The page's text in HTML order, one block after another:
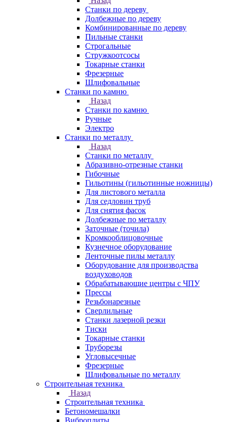
Станки по дереву
Долбежные по дереву
Комбинированные по дереву
Пильные станки
Строгальные
Стружкоотсосы
Токарные станки
Фрезерные
Шлифовальные
Станки по камню
Назад
Станки по камню
Ручные
Электро
Станки по металлу
Назад
Станки по металлу
Абразивно-отрезные станки
Гибочные
Гильотины (гильотинные ножницы)
Для листового металла
Для седловин труб
Для снятия фасок
Долбежные по металлу
Заточные (точила)
Кромкооблицовочные
Кузнечное оборудование
Ленточные пилы металлу
Оборудование для производства
воздуховодов
Обрабатывающие центры с ЧПУ
Прессы
Резьбонарезные
Сверлильные
Станки лазерной резки
Тиски
Токарные станки
Труборезы
Угловысечные
Фрезерные
Шлифовальные по металлу
Строительная техника
Назад
Строительная техника
Бетономешалки
Виброплиты